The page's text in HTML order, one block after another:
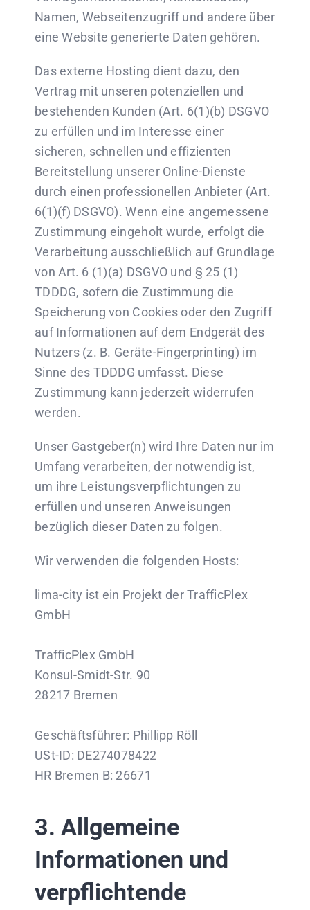
Namen, Webseitenzugriff und andere über
eine Website generierte Daten gehören.
Das externe Hosting dient dazu, den
Vertrag mit unseren potenziellen und
bestehenden Kunden (Art. 6(1)(b) DSGVO
zu erfüllen und im Interesse einer
sicheren, schnellen und effizienten
Bereitstellung unserer Online-Dienste
durch einen professionellen Anbieter (Art.
6(1)(f) DSGVO). Wenn eine angemessene
Zustimmung eingeholt wurde, erfolgt die
Verarbeitung ausschließlich auf Grundlage
von Art. 6 (1)(a) DSGVO und § 25 (1)
TDDDG, sofern die Zustimmung die
Speicherung von Cookies oder den Zugriff
auf Informationen auf dem Endgerät des
Nutzers (z. B. Geräte-Fingerprinting) im
Sinne des TDDDG umfasst. Diese
Zustimmung kann jederzeit widerrufen
werden.
Unser Gastgeber(n) wird Ihre Daten nur im
Umfang verarbeiten, der notwendig ist,
um ihre Leistungsverpflichtungen zu
erfüllen und unseren Anweisungen
bezüglich dieser Daten zu folgen.
Wir verwenden die folgenden Hosts:
lima-city ist ein Projekt der TrafficPlex
GmbH
TrafficPlex GmbH
Konsul-Smidt-Str. 90
28217 Bremen
Geschäftsführer: Phillipp Röll
USt-ID: DE274078422
HR Bremen B: 26671
3. Allgemeine
Informationen und
verpflichtende